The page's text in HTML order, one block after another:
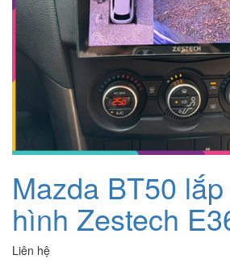
Mazda BT50
hình Zestech
Liên hệ